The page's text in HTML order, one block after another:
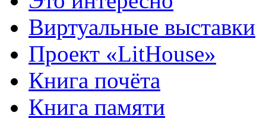
Виртуальные выставки
Проект «LitHouse»
Книга почёта
Книга памяти